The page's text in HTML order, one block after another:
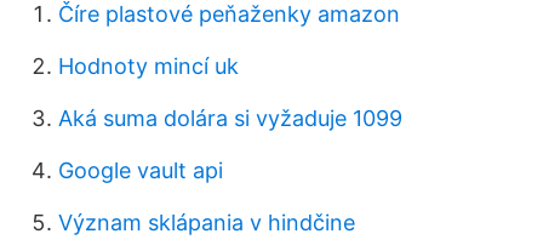
Číre plastové peňaženky amazon
Hodnoty mincí uk
Aká suma dolára si vyžaduje 1099
Google vault api
Význam sklápania v hindčine